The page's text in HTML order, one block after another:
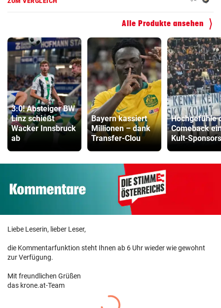
Alle Produkte ansehen
3:0! Absteiger BW
Linz schießt
Wacker Innsbruck
ab
Bayern kassiert
Millionen – dank
Transfer-Clou
Hochgefühle
Comeback
Kult-Sponsors
Liebe Leserin, lieber Leser,
die Kommentarfunktion steht Ihnen ab 6 Uhr wieder wie gewohnt
zur Verfügung.
Mit freundlichen Grüßen
das krone.at-Team